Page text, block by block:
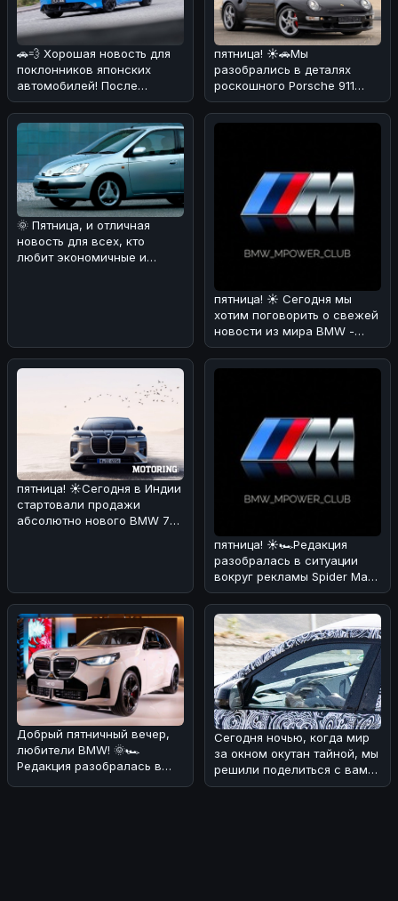
🚗💨 Хорошая новость для
поклонников японских
автомобилей! После
недавнего землетрясения
производств
пятница! ☀️🚗Мы
разобрались в деталях
роскошного Porsche 911
Carrera 4S 1997 года
выпуска. Эта модел
🌞 Пятница, и отличная
новость для всех, кто
любит экономичные и
пятница! ☀️ Сегодня мы
хотим поговорить о свежей
новости из мира BMW -
люксовом SUV X7 Individual
в
пятница! ☀️Сегодня в Индии
стартовали продажи
абсолютно нового BMW 7
пятница! ☀️🏎Редакция
разобралась в ситуации
вокруг рекламы Spider Man
через BMW iDrive.
Оказывается
Добрый пятничный вечер,
любители BMW! 🌞🏎
Редакция разобралась в
Сегодня ночью, когда мир
за окном окутан тайной, мы
решили поделиться с вами
интересной новостью из